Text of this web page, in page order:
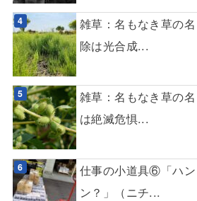
雑草：名もなき草の
除は光合成...
雑草：名もなき草の
は絶滅危惧...
仕事の小道具⑥「ハ
ン？」（ニチ...